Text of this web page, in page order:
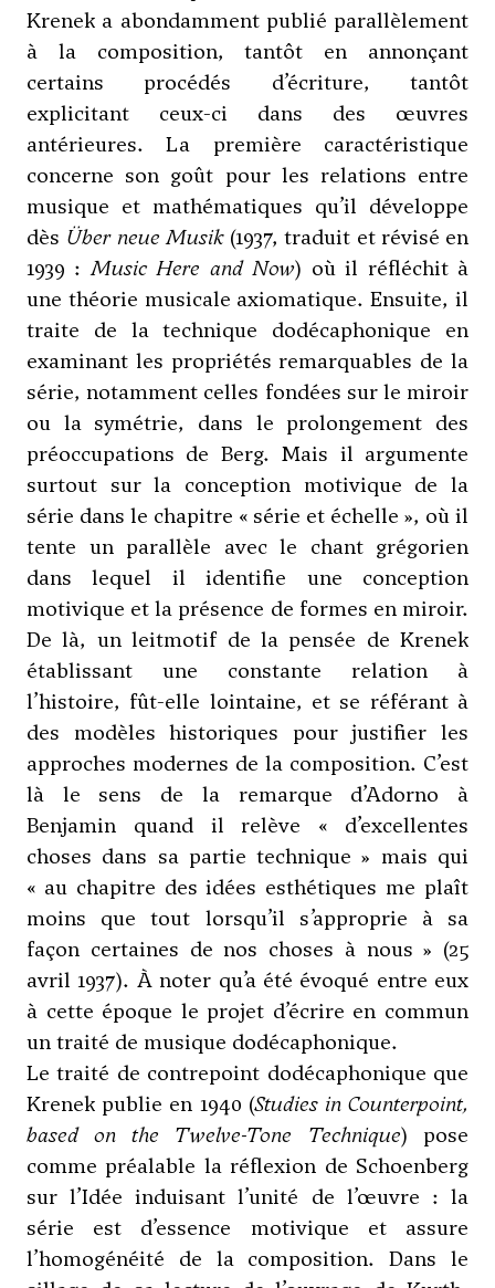
Krenek a abondamment publié parallèlement
à la composition, tantôt en annonçant
certains procédés d’écriture, tantôt
explicitant ceux-ci dans des œuvres
antérieures. La première caractéristique
concerne son goût pour les relations entre
musique et mathématiques qu’il développe
dès Über neue Musik(1937, traduit et révisé en
1939 :Music Here and Now) où il réfléchit à
une théorie musicale axiomatique. Ensuite, il
traite de la technique dodécaphonique en
examinant les propriétés remarquables de la
série, notamment celles fondées sur le miroir
ou la symétrie, dans le prolongement des
préoccupations de Berg. Mais il argumente
surtout sur la conception motivique de la
série dans le chapitre « série et échelle », où il
tente un parallèle avec le chant grégorien
dans lequel il identifie une conception
motivique et la présence de formes en miroir.
De là, un leitmotif de la pensée de Krenek
établissant une constante relation à
l’histoire, fût-elle lointaine, et se référant à
des modèles historiques pour justifier les
approches modernes de la composition. C’est
là le sens de la remarque d’Adorno à
Benjamin quand il relève « d’excellentes
choses dans sa partie technique » mais qui
« au chapitre des idées esthétiques me plaît
moins que tout lorsqu’il s’approprie à sa
façon certaines de nos choses à nous » (25
avril 1937). À noter qu’a été évoqué entre eux
à cette époque le projet d’écrire en commun
un traité de musique dodécaphonique.
Le traité de contrepoint dodécaphonique que
Krenek publie en 1940 (Studies in Counterpoint,
based on the Twelve-Tone Technique) pose
comme préalable la réflexion de Schoenberg
sur l’Idée induisant l’unité de l’œuvre : la
série est d’essence motivique et assure
l’homogénéité de la composition. Dans le